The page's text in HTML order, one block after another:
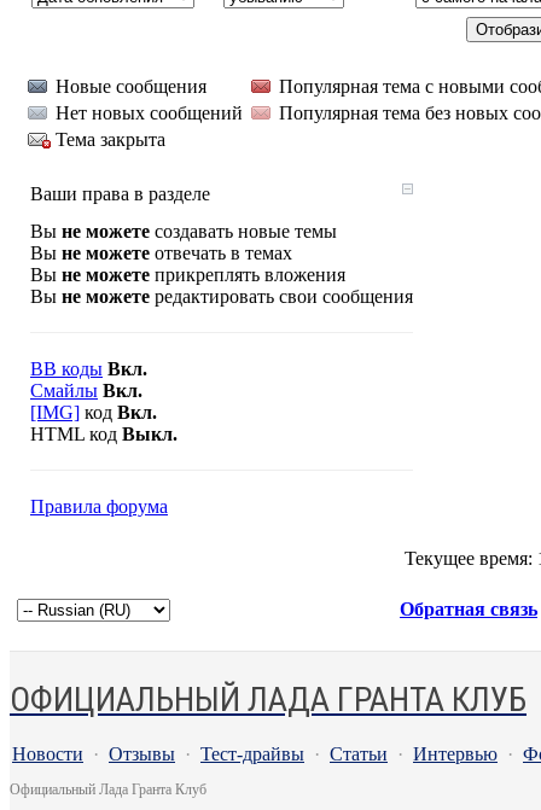
Новые сообщения
Популярная тема с новыми
Нет новых сообщений
Популярная тема без новых
Тема закрыта
Ваши права в разделе
Вы не можете создавать новые темы
Вы не можете отвечать в темах
Вы не можете прикреплять вложения
Вы не можете редактировать свои сообщения
BB коды Вкл.
Смайлы Вкл.
[IMG] код Вкл.
HTML код Выкл.
Правила форума
Текущее время:
Обратная связь
ОФИЦИАЛЬНЫЙ ЛАДА ГРАНТА КЛУБ
Новости · Отзывы · Тест-драйвы · Статьи · Интервью ·
Официальный Лада Гранта Клуб